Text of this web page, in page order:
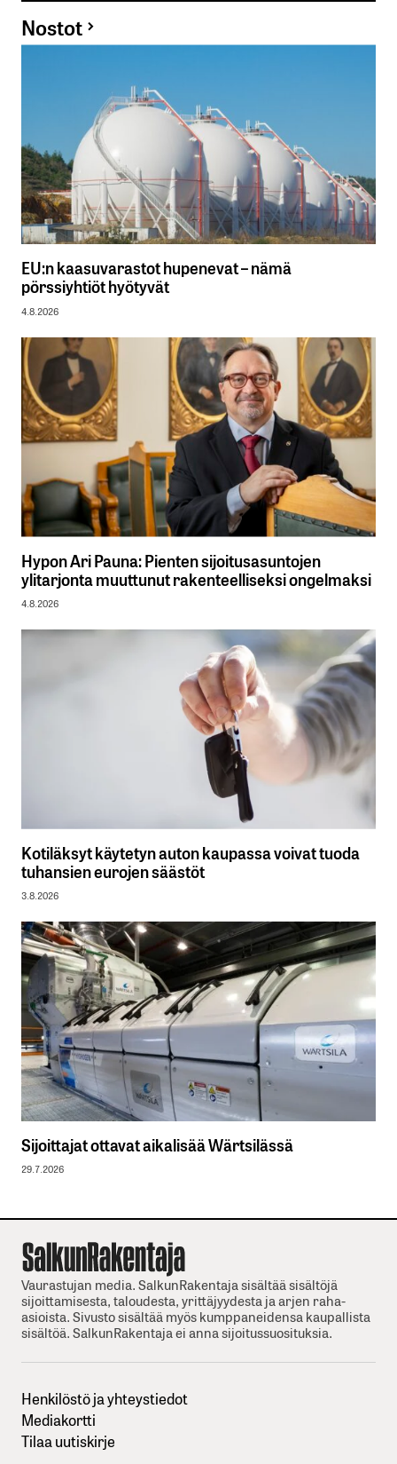
Nostot
EU:n kaasuvarastot hupenevat – nämä
pörssiyhtiöt hyötyvät
4.8.2026
Hypon Ari Pauna: Pienten sijoitusasuntojen
ylitarjonta muuttunut rakenteelliseksi ongelmaksi
4.8.2026
Kotiläksyt käytetyn auton kaupassa voivat tuoda
tuhansien eurojen säästöt
3.8.2026
Sijoittajat ottavat aikalisää Wärtsilässä
29.7.2026
Vaurastujan media. SalkunRakentaja sisältää sisältöjä
sijoittamisesta, taloudesta, yrittäjyydesta ja arjen raha-
asioista. Sivusto sisältää myös kumppaneidensa kaupallista
sisältöä. SalkunRakentaja ei anna sijoitussuosituksia.
Henkilöstö ja yhteystiedot
Mediakortti
Tilaa uutiskirje